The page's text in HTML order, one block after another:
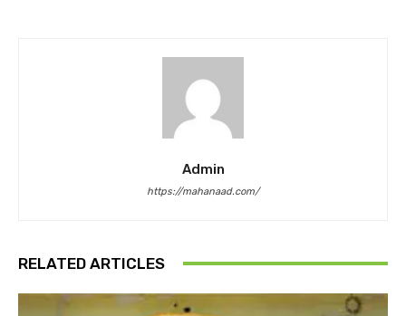
Admin
https://mahanaad.com/
RELATED ARTICLES